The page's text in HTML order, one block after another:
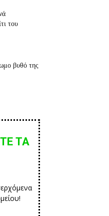
του
βυθό της
ΤΑ